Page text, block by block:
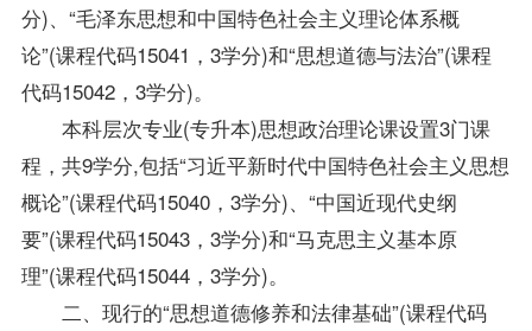
分)、“毛泽东思想和中国特色社会主义理论体系概
论”(课程代码15041，3学分)和“思想道德与法治”(课程
代码15042，3学分)。
本科层次专业(专升本)思想政治理论课设置3门课
程，共9学分,包括“习近平新时代中国特色社会主义思想
概论”(课程代码15040，3学分)、“中国近现代史纲
要”(课程代码15043，3学分)和“马克思主义基本原
理”(课程代码15044，3学分)。
二、现行的“思想道德修养和法律基础”(课程代码